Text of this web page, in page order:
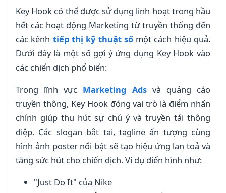
Key Hook có thể được sử dụng linh hoạt trong hầu
hết các hoạt động Marketing từ truyền thống đến
các kênh tiếp thị kỹ thuật sốmột cách hiệu quả.
Dưới đây là một số gợi ý ứng dụng Key Hook vào
các chiến dịch phổ biến:
Trong lĩnh vực Marketing Adsvà quảng cáo
truyền thông, Key Hook đóng vai trò là điểm nhấn
chính giúp thu hút sự chú ý và truyền tải thông
điệp. Các slogan bắt tai, tagline ấn tượng cùng
hình ảnh poster nổi bật sẽ tạo hiệu ứng lan toả và
tăng sức hút cho chiến dịch. Ví dụ điển hình như:
"Just Do It" của Nike